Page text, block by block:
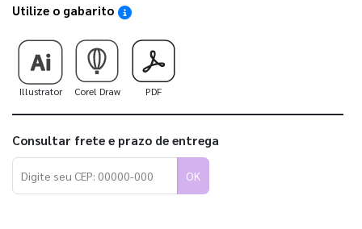
Utilize o gabarito Saiba como utilizar os nossos gabaritos
Illustrator Corel Draw PDF
Consultar frete e prazo de entrega
OK